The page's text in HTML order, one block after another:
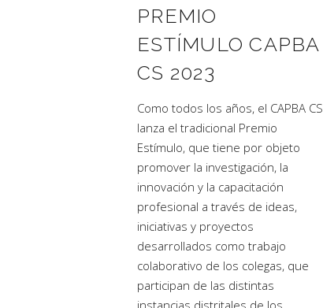
PREMIO
ESTÍMULO CAPBA
CS 2023
Como todos los años, el CAPBA CS
lanza el tradicional Premio
Estímulo, que tiene por objeto
promover la investigación, la
innovación y la capacitación
profesional a través de ideas,
iniciativas y proyectos
desarrollados como trabajo
colaborativo de los colegas, que
participan de las distintas